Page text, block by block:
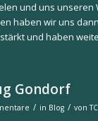
und uns unseren
haben wir uns
und haben
Gondorf
/ in Blog / von